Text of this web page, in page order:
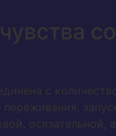
с
осязательной,